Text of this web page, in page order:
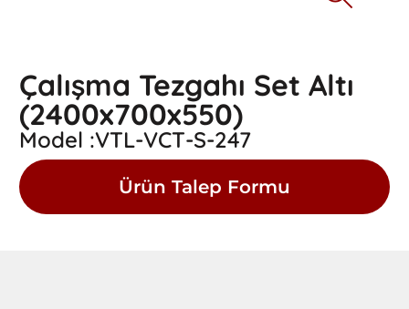
Çalışma Tezgahı Set Altı
(2400x700x550)
Model :VTL-VCT-S-247
Ürün Talep Formu